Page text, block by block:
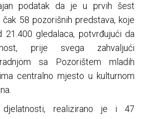
podatak da je u prvih šest
58 pozorišnih predstava, koje
21.400 gledalaca, potvrđujući da
prije svega zahvaljući
sa Pozorištem mladih
centralno mjesto u kulturnom
djelatnosti, realizirano je i 47